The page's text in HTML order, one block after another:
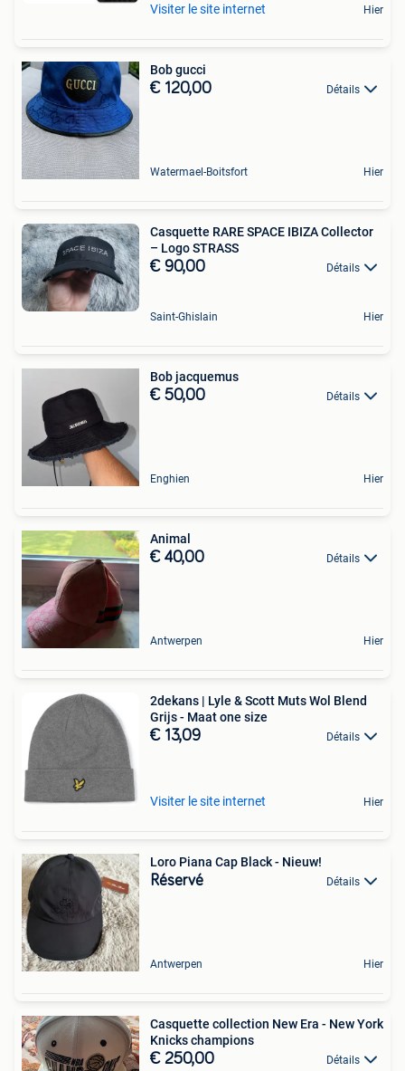
Visiter le site internet Hier
Bob gucci
€ 120,00 Détails
Watermael-Boitsfort Hier
Casquette RARE SPACE IBIZA Collector
– Logo STRASS
€ 90,00 Détails
Saint-Ghislain Hier
Bob jacquemus
€ 50,00 Détails
Enghien Hier
Animal
€ 40,00 Détails
Antwerpen Hier
2dekans | Lyle & Scott Muts Wol Blend
Grijs - Maat one size
€ 13,09 Détails
Visiter le site internet Hier
Loro Piana Cap Black - Nieuw!
Réservé Détails
Antwerpen Hier
Casquette collection New Era - New York
Knicks champions
€ 250,00 Détails